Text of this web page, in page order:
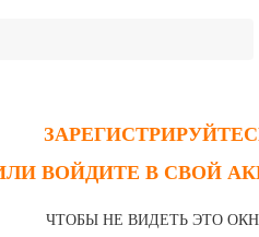
ВОЙДИТЕ В СВОЙ
ЧТОБЫ НЕ ВИДЕТЬ ЭТО